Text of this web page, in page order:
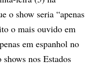
o show seria “apenas
o mais ouvido em
em espanhol no
nos Estados